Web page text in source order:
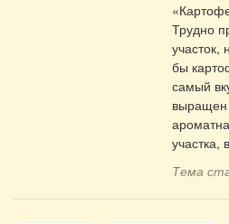
Трудно
участок,
бы
самый
выращен
участка,
Тема